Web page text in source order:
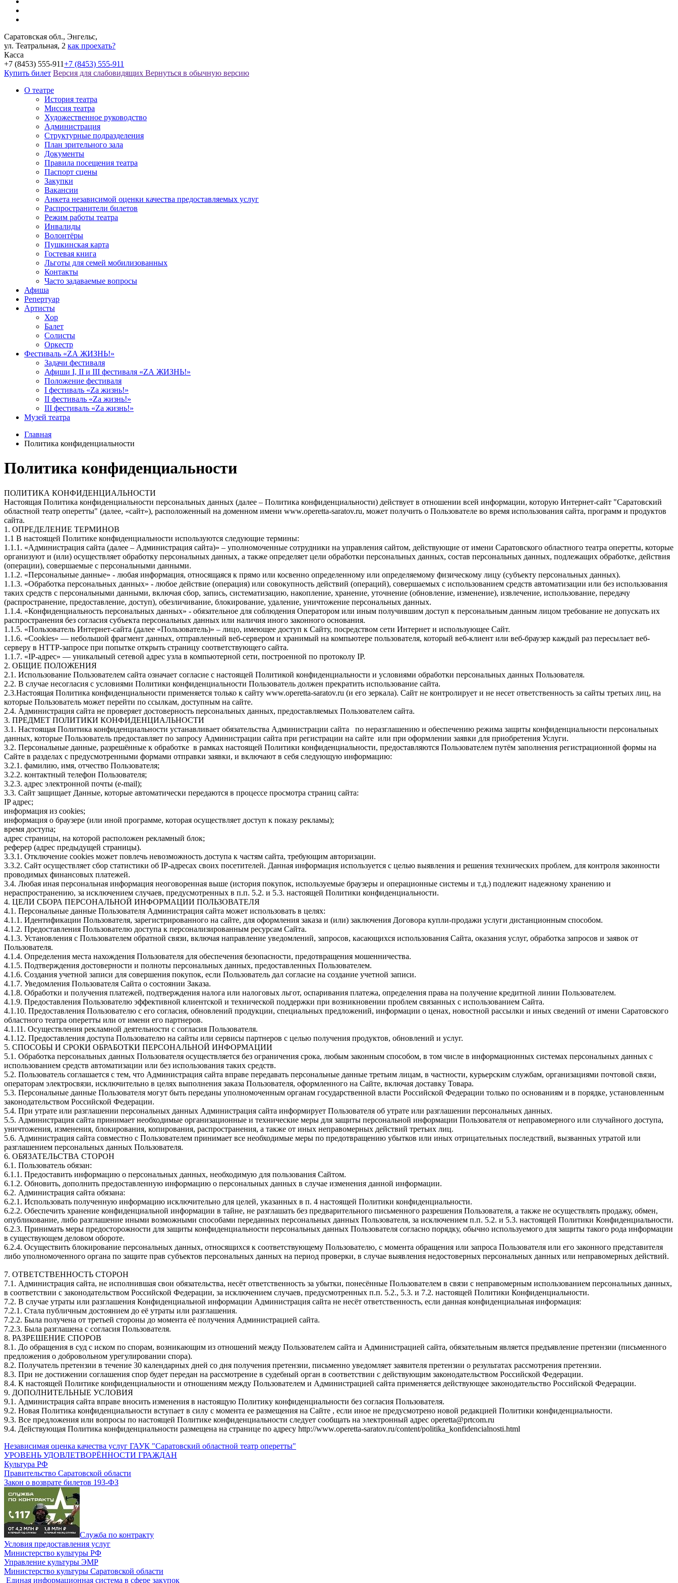
Саратовская обл., Энгельс,
ул. Театральная, 2 как проехать?
Касса
+7 (8453) 555-911+7 (8453) 555-911
Купить билет Версия для слабовидящих Вернуться в обычную версию
О театре
История театра
Миссия театра
Художественное руководство
Администрация
Структурные подразделения
План зрительного зала
Документы
Правила посещения театра
Паспорт сцены
Закупки
Вакансии
Анкета независимой оценки качества предоставляемых услуг
Распространители билетов
Режим работы театра
Инвалиды
Волонтёры
Пушкинская карта
Гостевая книга
Льготы для семей мобилизованных
Контакты
Часто задаваемые вопросы
Афиша
Репертуар
Артисты
Хор
Балет
Солисты
Оркестр
Фестиваль «ZА ЖИЗНЬ!»
Задачи фестиваля
Афиши I, II и III фестиваля «ZА ЖИЗНЬ!»
Положение фестиваля
I фестиваль «Zа жизнь!»
II фестиваль «Zа жизнь!»
III фестиваль «Zа жизнь!»
Музей театра
Главная
Политика конфиденциальности
Политика конфиденциальности
ПОЛИТИКА КОНФИДЕНЦИАЛЬНОСТИ
Настоящая Политика конфиденциальности персональных данных (далее – Политика конфиденциальности) действует в отношении всей информации, которую Интернет-сайт "Саратовский
областной театр оперетты" (далее, «cайт»), расположенный на доменном имени www.operetta-saratov.ru, может получить о Пользователе во время использования сайта, программ и продуктов
сайта.
1. ОПРЕДЕЛЕНИЕ ТЕРМИНОВ
1.1 В настоящей Политике конфиденциальности используются следующие термины:
1.1.1. «Администрация сайта (далее – Администрация сайта)» – уполномоченные сотрудники на управления сайтом, действующие от имени Саратовского областного театра оперетты, которые
организуют и (или) осуществляет обработку персональных данных, а также определяет цели обработки персональных данных, состав персональных данных, подлежащих обработке, действия
(операции), совершаемые с персональными данными.
1.1.2. «Персональные данные» - любая информация, относящаяся к прямо или косвенно определенному или определяемому физическому лицу (субъекту персональных данных).
1.1.3. «Обработка персональных данных» - любое действие (операция) или совокупность действий (операций), совершаемых с использованием средств автоматизации или без использования
таких средств с персональными данными, включая сбор, запись, систематизацию, накопление, хранение, уточнение (обновление, изменение), извлечение, использование, передачу
(распространение, предоставление, доступ), обезличивание, блокирование, удаление, уничтожение персональных данных.
1.1.4. «Конфиденциальность персональных данных» - обязательное для соблюдения Оператором или иным получившим доступ к персональным данным лицом требование не допускать их
распространения без согласия субъекта персональных данных или наличия иного законного основания.
1.1.5. «Пользователь Интернет-сайта (далее «Пользователь)» – лицо, имеющее доступ к Сайту, посредством сети Интернет и использующее Сайт.
1.1.6. «Cookies» — небольшой фрагмент данных, отправленный веб-сервером и хранимый на компьютере пользователя, который веб-клиент или веб-браузер каждый раз пересылает веб-
серверу в HTTP-запросе при попытке открыть страницу соответствующего сайта.
1.1.7. «IP-адрес» — уникальный сетевой адрес узла в компьютерной сети, построенной по протоколу IP.
2. ОБЩИЕ ПОЛОЖЕНИЯ
2.1. Использование Пользователем сайта означает согласие с настоящей Политикой конфиденциальности и условиями обработки персональных данных Пользователя.
2.2. В случае несогласия с условиями Политики конфиденциальности Пользователь должен прекратить использование сайта.
2.3.Настоящая Политика конфиденциальности применяется только к сайту www.operetta-saratov.ru (и его зеркала). Сайт не контролирует и не несет ответственность за сайты третьих лиц, на
которые Пользователь может перейти по ссылкам, доступным на сайте.
2.4. Администрация сайта не проверяет достоверность персональных данных, предоставляемых Пользователем сайта.
3. ПРЕДМЕТ ПОЛИТИКИ КОНФИДЕНЦИАЛЬНОСТИ
3.1. Настоящая Политика конфиденциальности устанавливает обязательства Администрации сайта по неразглашению и обеспечению режима защиты конфиденциальности персональных
данных, которые Пользователь предоставляет по запросу Администрации сайта при регистрации на сайте или при оформлении заявки для приобретения Услуги.
3.2. Персональные данные, разрешённые к обработке в рамках настоящей Политики конфиденциальности, предоставляются Пользователем путём заполнения регистрационной формы на
Сайте в разделах с предусмотренными формами отправки заявки, и включают в себя следующую информацию:
3.2.1. фамилию, имя, отчество Пользователя;
3.2.2. контактный телефон Пользователя;
3.2.3. адрес электронной почты (e-mail);
3.3. Сайт защищает Данные, которые автоматически передаются в процессе просмотра страниц сайта:
IP адрес;
информация из cookies;
информация о браузере (или иной программе, которая осуществляет доступ к показу рекламы);
время доступа;
адрес страницы, на которой расположен рекламный блок;
реферер (адрес предыдущей страницы).
3.3.1. Отключение cookies может повлечь невозможность доступа к частям сайта, требующим авторизации.
3.3.2. Сайт осуществляет сбор статистики об IP-адресах своих посетителей. Данная информация используется с целью выявления и решения технических проблем, для контроля законности
проводимых финансовых платежей.
3.4. Любая иная персональная информация неоговоренная выше (история покупок, используемые браузеры и операционные системы и т.д.) подлежит надежному хранению и
нераспространению, за исключением случаев, предусмотренных в п.п. 5.2. и 5.3. настоящей Политики конфиденциальности.
4. ЦЕЛИ СБОРА ПЕРСОНАЛЬНОЙ ИНФОРМАЦИИ ПОЛЬЗОВАТЕЛЯ
4.1. Персональные данные Пользователя Администрация сайта может использовать в целях:
4.1.1. Идентификации Пользователя, зарегистрированного на сайте, для оформления заказа и (или) заключения Договора купли-продажи услуги дистанционным способом.
4.1.2. Предоставления Пользователю доступа к персонализированным ресурсам Сайта.
4.1.3. Установления с Пользователем обратной связи, включая направление уведомлений, запросов, касающихся использования Сайта, оказания услуг, обработка запросов и заявок от
Пользователя.
4.1.4. Определения места нахождения Пользователя для обеспечения безопасности, предотвращения мошенничества.
4.1.5. Подтверждения достоверности и полноты персональных данных, предоставленных Пользователем.
4.1.6. Создания учетной записи для совершения покупок, если Пользователь дал согласие на создание учетной записи.
4.1.7. Уведомления Пользователя Сайта о состоянии Заказа.
4.1.8. Обработки и получения платежей, подтверждения налога или налоговых льгот, оспаривания платежа, определения права на получение кредитной линии Пользователем.
4.1.9. Предоставления Пользователю эффективной клиентской и технической поддержки при возникновении проблем связанных с использованием Сайта.
4.1.10. Предоставления Пользователю с его согласия, обновлений продукции, специальных предложений, информации о ценах, новостной рассылки и иных сведений от имени Саратовского
областного театра оперетты или от имени его партнеров.
4.1.11. Осуществления рекламной деятельности с согласия Пользователя.
4.1.12. Предоставления доступа Пользователю на сайты или сервисы партнеров с целью получения продуктов, обновлений и услуг.
5. СПОСОБЫ И СРОКИ ОБРАБОТКИ ПЕРСОНАЛЬНОЙ ИНФОРМАЦИИ
5.1. Обработка персональных данных Пользователя осуществляется без ограничения срока, любым законным способом, в том числе в информационных системах персональных данных с
использованием средств автоматизации или без использования таких средств.
5.2. Пользователь соглашается с тем, что Администрация сайта вправе передавать персональные данные третьим лицам, в частности, курьерским службам, организациями почтовой связи,
операторам электросвязи, исключительно в целях выполнения заказа Пользователя, оформленного на Сайте, включая доставку Товара.
5.3. Персональные данные Пользователя могут быть переданы уполномоченным органам государственной власти Российской Федерации только по основаниям и в порядке, установленным
законодательством Российской Федерации.
5.4. При утрате или разглашении персональных данных Администрация сайта информирует Пользователя об утрате или разглашении персональных данных.
5.5. Администрация сайта принимает необходимые организационные и технические меры для защиты персональной информации Пользователя от неправомерного или случайного доступа,
уничтожения, изменения, блокирования, копирования, распространения, а также от иных неправомерных действий третьих лиц.
5.6. Администрация сайта совместно с Пользователем принимает все необходимые меры по предотвращению убытков или иных отрицательных последствий, вызванных утратой или
разглашением персональных данных Пользователя.
6. ОБЯЗАТЕЛЬСТВА СТОРОН
6.1. Пользователь обязан:
6.1.1. Предоставить информацию о персональных данных, необходимую для пользования Сайтом.
6.1.2. Обновить, дополнить предоставленную информацию о персональных данных в случае изменения данной информации.
6.2. Администрация сайта обязана:
6.2.1. Использовать полученную информацию исключительно для целей, указанных в п. 4 настоящей Политики конфиденциальности.
6.2.2. Обеспечить хранение конфиденциальной информации в тайне, не разглашать без предварительного письменного разрешения Пользователя, а также не осуществлять продажу, обмен,
опубликование, либо разглашение иными возможными способами переданных персональных данных Пользователя, за исключением п.п. 5.2. и 5.3. настоящей Политики Конфиденциальности.
6.2.3. Принимать меры предосторожности для защиты конфиденциальности персональных данных Пользователя согласно порядку, обычно используемого для защиты такого рода информации
в существующем деловом обороте.
6.2.4. Осуществить блокирование персональных данных, относящихся к соответствующему Пользователю, с момента обращения или запроса Пользователя или его законного представителя
либо уполномоченного органа по защите прав субъектов персональных данных на период проверки, в случае выявления недостоверных персональных данных или неправомерных действий.
7. ОТВЕТСТВЕННОСТЬ СТОРОН
7.1. Администрация сайта, не исполнившая свои обязательства, несёт ответственность за убытки, понесённые Пользователем в связи с неправомерным использованием персональных данных,
в соответствии с законодательством Российской Федерации, за исключением случаев, предусмотренных п.п. 5.2., 5.3. и 7.2. настоящей Политики Конфиденциальности.
7.2. В случае утраты или разглашения Конфиденциальной информации Администрация сайта не несёт ответственность, если данная конфиденциальная информация:
7.2.1. Стала публичным достоянием до её утраты или разглашения.
7.2.2. Была получена от третьей стороны до момента её получения Администрацией сайта.
7.2.3. Была разглашена с согласия Пользователя.
8. РАЗРЕШЕНИЕ СПОРОВ
8.1. До обращения в суд с иском по спорам, возникающим из отношений между Пользователем сайта и Администрацией сайта, обязательным является предъявление претензии (письменного
предложения о добровольном урегулировании спора).
8.2. Получатель претензии в течение 30 календарных дней со дня получения претензии, письменно уведомляет заявителя претензии о результатах рассмотрения претензии.
8.3. При не достижении соглашения спор будет передан на рассмотрение в судебный орган в соответствии с действующим законодательством Российской Федерации.
8.4. К настоящей Политике конфиденциальности и отношениям между Пользователем и Администрацией сайта применяется действующее законодательство Российской Федерации.
9. ДОПОЛНИТЕЛЬНЫЕ УСЛОВИЯ
9.1. Администрация сайта вправе вносить изменения в настоящую Политику конфиденциальности без согласия Пользователя.
9.2. Новая Политика конфиденциальности вступает в силу с момента ее размещения на Сайте , если иное не предусмотрено новой редакцией Политики конфиденциальности.
9.3. Все предложения или вопросы по настоящей Политике конфиденциальности следует сообщать на электронный адрес operetta@prtcom.ru
9.4. Действующая Политика конфиденциальности размещена на странице по адресу http://www.operetta-saratov.ru/content/politika_konfidencialnosti.html
Независимая оценка качества услуг ГАУК "Саратовский областной театр оперетты"
УРОВЕНЬ УДОВЛЕТВОРЁННОСТИ ГРАЖДАН
Культура РФ
Правительство Саратовской области
Закон о возврате билетов 193-ФЗ
Служба по контракту
Условия предоставления услуг
Министерство культуры РФ
Управление культуры ЭМР
Министерство культуры Саратовской области
Единая информационная система в сфере закупок